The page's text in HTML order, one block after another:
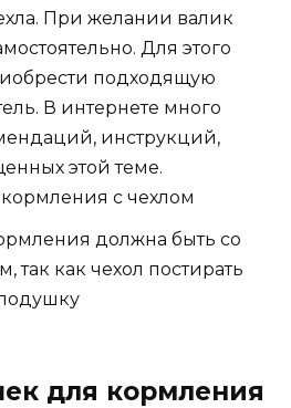
При желании валик
Для этого
подходящую
В интернете много
инструкций,
этой теме.
должна быть со
так как чехол постирать
для кормления